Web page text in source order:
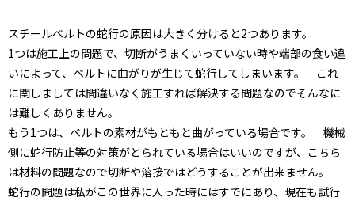
スチールベルトの蛇行の原因は大きく分けると2つあります。
1つは施工上の問題で、切断がうまくいっていない時や端部の食い違
いによって、ベルトに曲がりが生じて蛇行してしまいます。 これ
に関しましては間違いなく施工すれば解決する問題なのでそんなに
は難しくありません。
もう1つは、ベルトの素材がもともと曲がっている場合です。 機械
側に蛇行防止等の対策がとられている場合はいいのですが、こちら
は材料の問題なので切断や溶接ではどうすることが出来ません。
蛇行の問題は私がこの世界に入った時にはすでにあり、現在も試行